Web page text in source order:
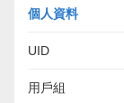
個人資料
UID
用戶組